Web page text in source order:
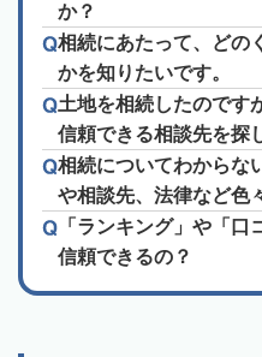
か？
相続にあたって、どの
かを知りたいです。
土地を相続したのです
信頼できる相談先を探
相続についてわからな
や相談先、法律など色
「ランキング」や「
信頼できるの？